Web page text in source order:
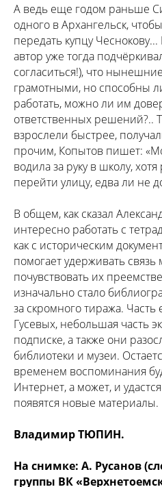
А ведь еще годом раньше
одного в Архангельск,
передать купцу
автор уже тогда
согласиться!), что
грамотными, но способны
работать, можно ли им
ответственных решений?..
взрослели быстрее,
прочим, Копытов пишет:
водила за руку в школу,
перейти улицу, едва ли не
В общем, как сказал
интересно работать с
как с историческим
помогает удерживать
почувствовать их
изначально стало
за скромного тиража. Часть
Гусевых, небольшая часть
подписке, а также они
библиотеки и музеи.
временем воспоминания
Интернет, а может, и
появятся новые материалы.
Владимир ТЮПИН.
На снимке: А. Русанов
группы ВК